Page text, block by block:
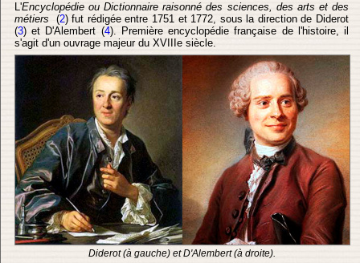
L'Encyclopédie ou Dictionnaire raisonné des sciences, des arts et des
métiers
(2) fut rédigée entre 1751 et 1772, sous la direction de Diderot
(3) et D'Alembert (4). Première encyclopédie française de l'histoire, il
s'agit d'un ouvrage majeur du XVIIIe siècle.
Diderot (à gauche) et D'Alembert (à droite).